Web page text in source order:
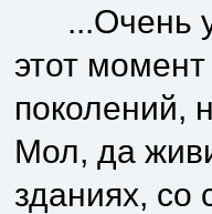
...Очень у
этот
поколений,
Мол, да
зданиях,